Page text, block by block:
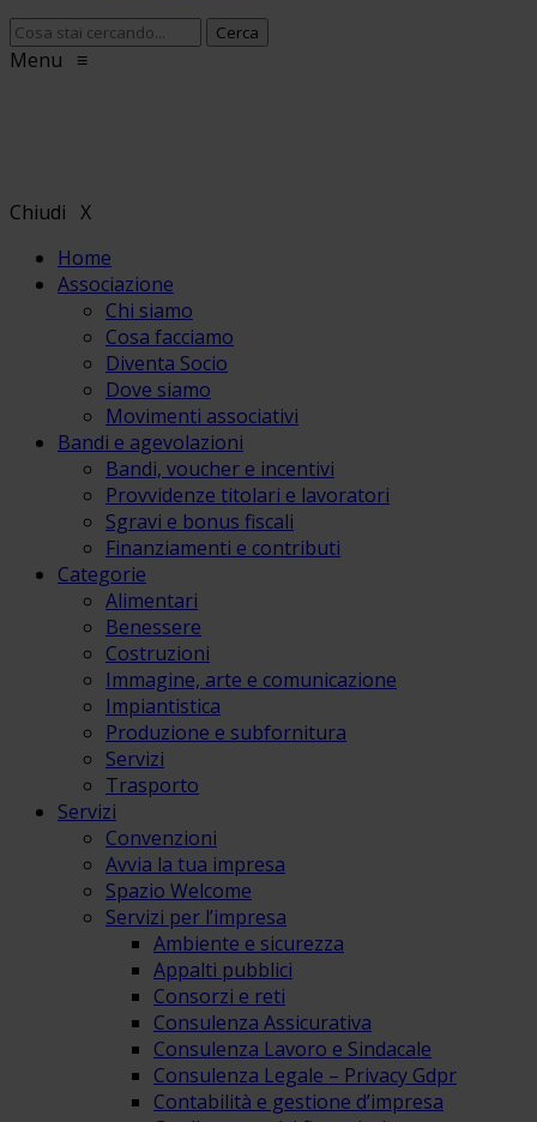
Menu ≡
Chiudi X
Home
Associazione
Chi siamo
Cosa facciamo
Diventa Socio
Dove siamo
Movimenti associativi
Bandi e agevolazioni
Bandi, voucher e incentivi
Provvidenze titolari e lavoratori
Sgravi e bonus fiscali
Finanziamenti e contributi
Categorie
Alimentari
Benessere
Costruzioni
Immagine, arte e comunicazione
Impiantistica
Produzione e subfornitura
Servizi
Trasporto
Servizi
Convenzioni
Avvia la tua impresa
Spazio Welcome
Servizi per l’impresa
Ambiente e sicurezza
Appalti pubblici
Consorzi e reti
Consulenza Assicurativa
Consulenza Lavoro e Sindacale
Consulenza Legale – Privacy Gdpr
Contabilità e gestione d’impresa